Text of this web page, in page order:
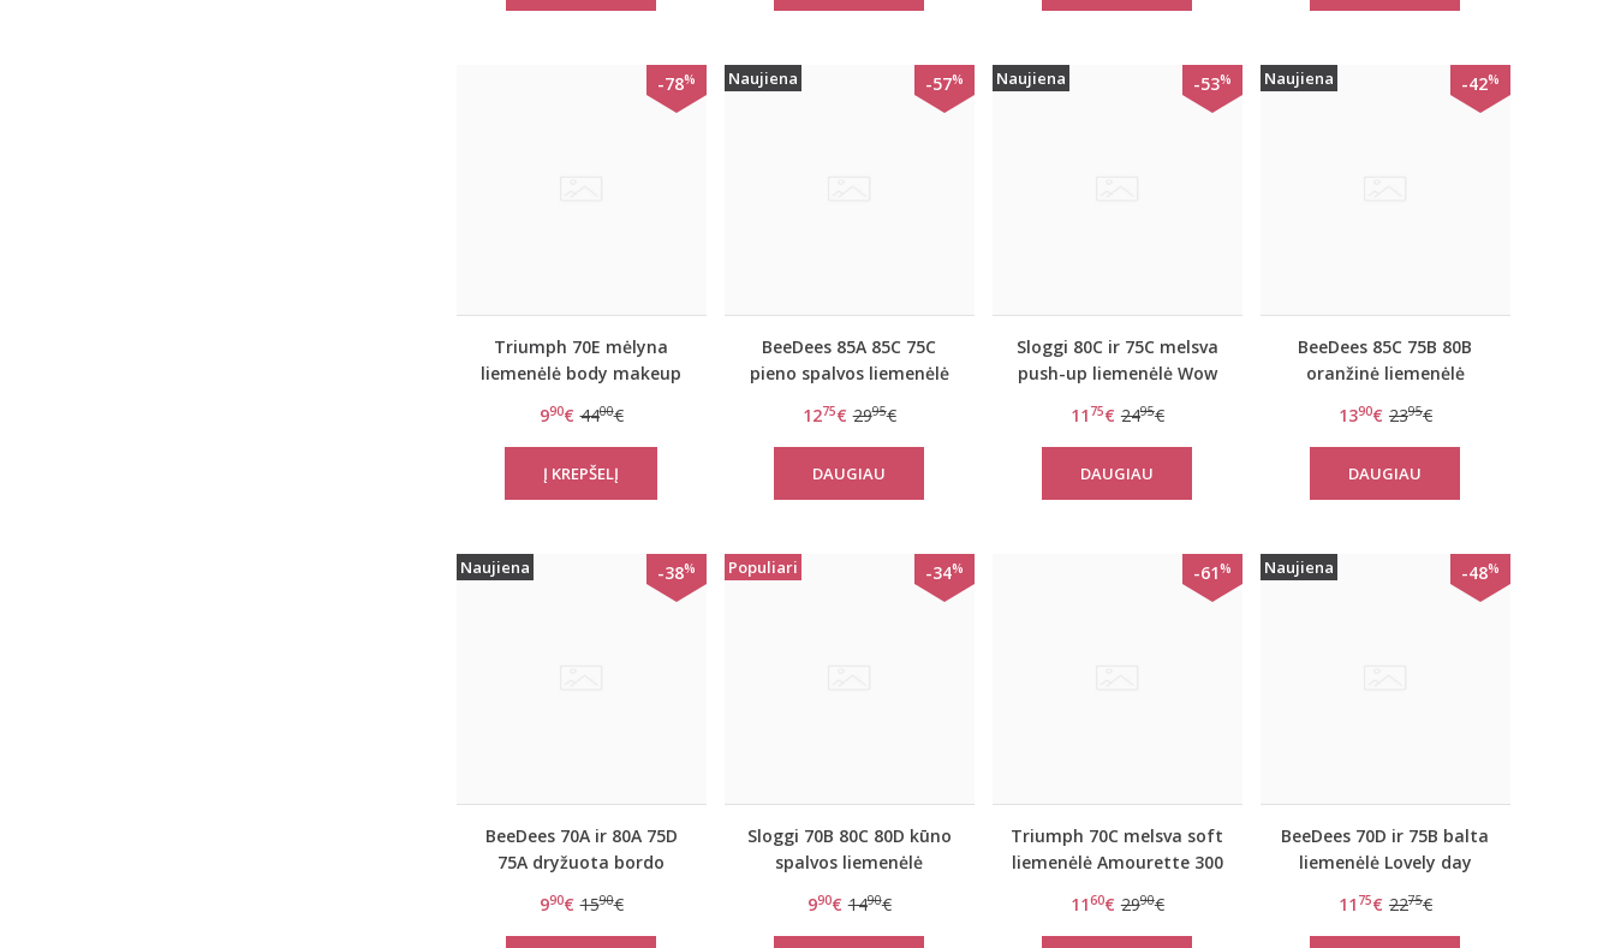
-78%
Triumph 70E mėlyna
liemenėlė body makeup
990€ 4400€
Naujiena -57%
BeeDees 85A 85C 75C
pieno spalvos liemenėlė
1275€ 2995€
DAUGIAU
Naujiena -53%
Sloggi 80C ir 75C melsva
push-up liemenėlė Wow
11 75€ 2495€
DAUGIAU
Naujiena -42%
BeeDees 85C 75B 80B
oranžinė liemenėlė
1390€ 2395€
DAUGIAU
Naujiena -38%
BeeDees 70A ir 80A 75D
75A dryžuota bordo
WHPM
990€ 1590€
Populiari -34%
Sloggi 70B 80C 80D kūno
spalvos liemenėlė
990€ 1490€
-61%
Triumph 70C melsva soft
liemenėlė Amourette 300
1160€ 2990€
Naujiena -48%
BeeDees 70D ir 75B balta
liemenėlė Lovely day
11 75€ 2275€